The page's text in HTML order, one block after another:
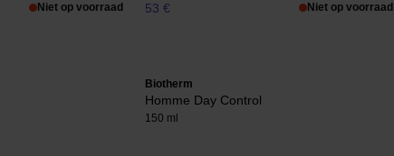
Niet op voorraad 53 € Niet op voorraad
Biotherm
Homme Day Control
150 ml